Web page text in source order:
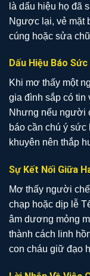
là dấu hiệu họ đã
Ngược lại, vẻ mặt
cúng hoặc sửa
Dấu Hiệu Báo
Khi mơ thấy một
gia đình sắp có
Nhưng nếu người
báo cần chú ý
khuyên nên thắp
Sự Kết Nối Giữa
Mơ thấy người
chạp hoặc dịp lễ
âm dương mỏng
thành cách linh
con cháu giữ đạo